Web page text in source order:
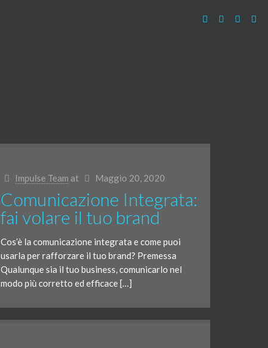
Impulse Team at Maggio 20, 2020
Comunicazione Integrata:
fai volare il tuo brand
Cos’è la comunicazione integrata e come puoi
usarla per rafforzare il tuo brand? Premessa
Qualunque sia il tuo business, comunicarlo nel
modo più corretto ed efficace […]